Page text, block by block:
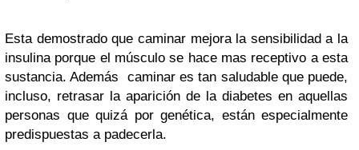
Esta demostrado que caminar mejora la sensibilidad a la
insulina porque el músculo se hace mas receptivo a esta
sustancia. Además caminar es tan saludable que puede,
incluso, retrasar la aparición de la diabetes en aquellas
personas que quizá por genética, están especialmente
predispuestas a padecerla.